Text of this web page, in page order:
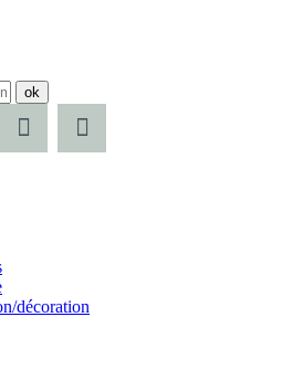
ok
décoration